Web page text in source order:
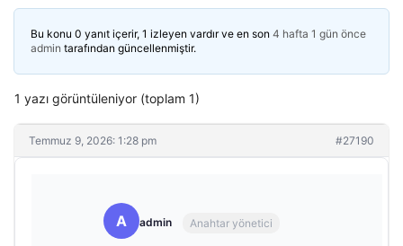
Bu konu 0 yanıt içerir, 1 izleyen vardır ve en son 4 hafta 1 gün önce
admin tarafından güncellenmiştir.
1 yazı görüntüleniyor (toplam 1)
Temmuz 9, 2026: 1:28 pm #27190
A admin Anahtar yönetici